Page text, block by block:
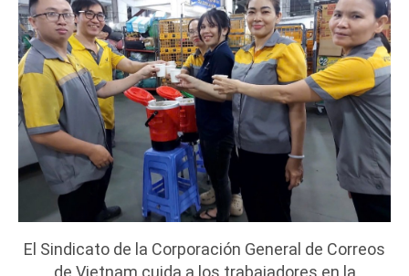
El Sindicato de la Corporación General de Correos
de Vietnam cuida a los trabajadores en la